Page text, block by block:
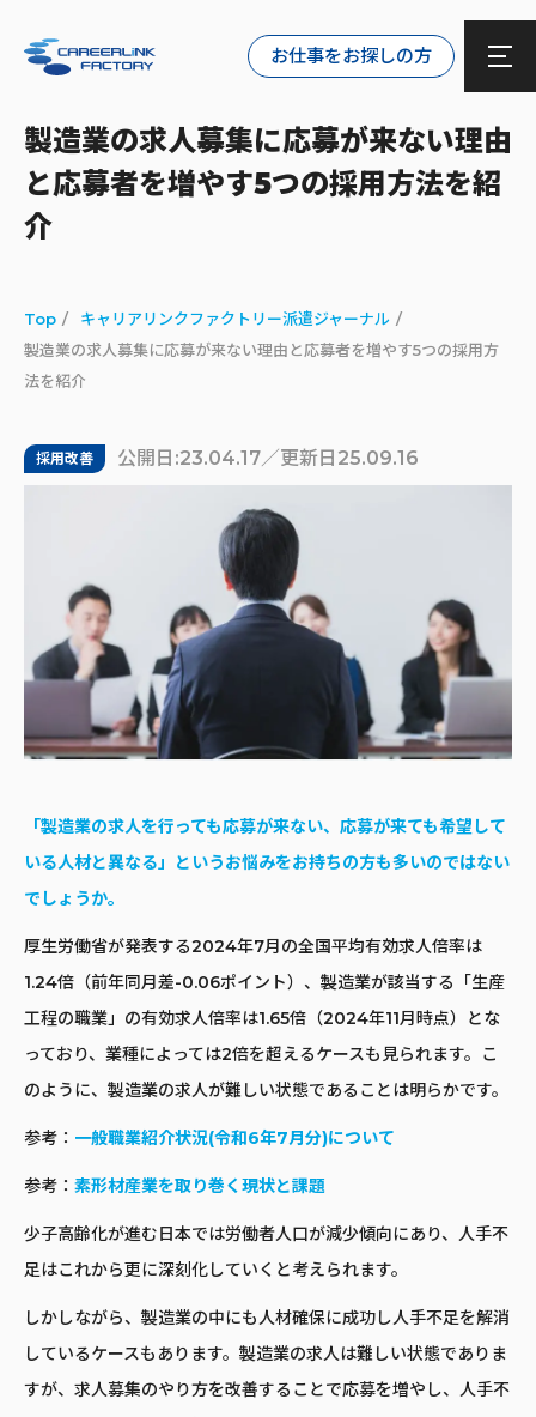
お仕事をお探しの方
製造業の求人募集に応募が来ない理由
と応募者を増やす5つの採用方法を紹
介
Top
キャリアリンクファクトリー派遣ジャーナル
製造業の求人募集に応募が来ない理由と応募者を増やす5つの採用方
法を紹介
採用改善 公開日:23.04.17／更新日25.09.16
「製造業の求人を行っても応募が来ない、応募が来ても希望して
いる人材と異なる」というお悩みをお持ちの方も多いのではない
でしょうか。
厚生労働省が発表する2024年7月の全国平均有効求人倍率は
1.24倍（前年同月差-0.06ポイント）、製造業が該当する「生産
工程の職業」の有効求人倍率は1.65倍（2024年11月時点）とな
っており、業種によっては2倍を超えるケースも見られます。こ
のように、製造業の求人が難しい状態であることは明らかです。
参考： 一般職業紹介状況(令和6年7月分)について
参考： 素形材産業を取り巻く現状と課題
少子高齢化が進む日本では労働者人口が減少傾向にあり、人手不
足はこれから更に深刻化していくと考えられます。
しかしながら、製造業の中にも人材確保に成功し人手不足を解消
しているケースもあります。製造業の求人は難しい状態でありま
すが、求人募集のやり方を改善することで応募を増やし、人手不